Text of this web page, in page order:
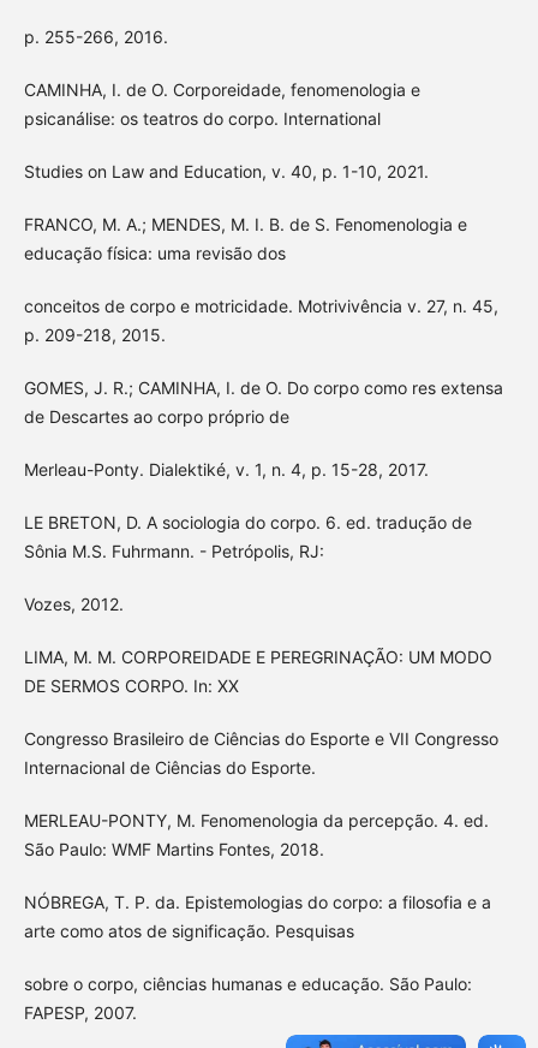
p. 255-266, 2016.
CAMINHA, I. de O. Corporeidade, fenomenologia e
psicanálise: os teatros do corpo. International
Studies on Law and Education, v. 40, p. 1-10, 2021.
FRANCO, M. A.; MENDES, M. I. B. de S. Fenomenologia e
educação física: uma revisão dos
conceitos de corpo e motricidade. Motrivivência v. 27, n. 45,
p. 209-218, 2015.
GOMES, J. R.; CAMINHA, I. de O. Do corpo como res extensa
de Descartes ao corpo próprio de
Merleau-Ponty. Dialektiké, v. 1, n. 4, p. 15-28, 2017.
LE BRETON, D. A sociologia do corpo. 6. ed. tradução de
Sônia M.S. Fuhrmann. - Petrópolis, RJ:
Vozes, 2012.
LIMA, M. M. CORPOREIDADE E PEREGRINAÇÃO: UM MODO
DE SERMOS CORPO. In: XX
Congresso Brasileiro de Ciências do Esporte e VII Congresso
Internacional de Ciências do Esporte.
MERLEAU-PONTY, M. Fenomenologia da percepção. 4. ed.
São Paulo: WMF Martins Fontes, 2018.
NÓBREGA, T. P. da. Epistemologias do corpo: a filosofia e a
arte como atos de significação. Pesquisas
sobre o corpo, ciências humanas e educação. São Paulo:
FAPESP, 2007.